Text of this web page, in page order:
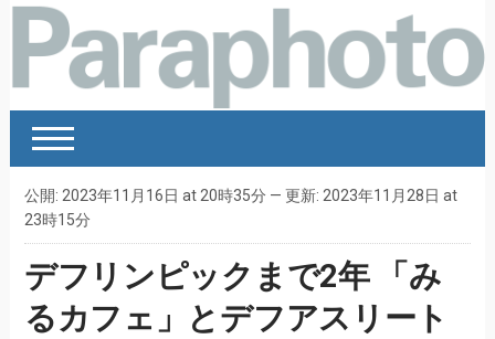
公開: 2023年11月16日 at 20時35分 — 更新: 2023年11月28日 at
23時15分
デフリンピックまで2年 「み
るカフェ」とデフアスリート